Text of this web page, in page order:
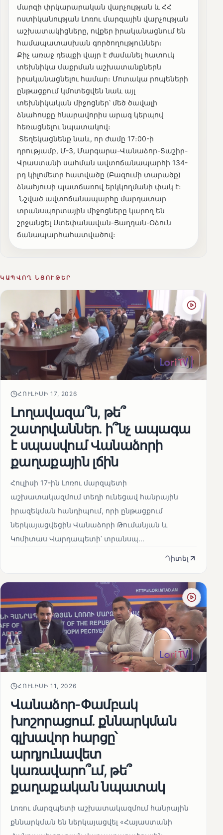
մարզի փրկարարական վարչության և ՀՀ
ոստիկանության Լոռու մարզային վարչության
աշխատակիցները, ովքեր իրականացնում են
համապատասխան գործողություններ։
Քիչ առաջ դեպքի վայր է ժամանել հատուկ
տեխնիկա մաքրման աշխատանքներն
իրականացնելու համար։ Մոտակա րոպեների
ընթացքում կմոտեցվեն նաև այլ
տեխնիկական միջոցներ՝ մեծ ծավալի
ձնահոսքը հնարավորիս արագ կերպով
հեռացնելու նպատակով։
Տեղեկացնենք նաև, որ ժամը 17։00-ի
դրությամբ, Մ-3, Մարգարա-Վանաձոր-Տաշիր-
Վրաստանի սահման ավտոճանապարհի 134-
րդ կիլոմետր հատվածը (Բազումի տարածք)
ձնահյուսի պատճառով երկկողմանի փակ է։
Նշված ավտոճանապարհը մարդատար
տրանսպորտային միջոցները կարող են
շրջանցել Ստեփանավան-Յաղդան-Օձուն
ճանապարհահատվածով։
ԿԱՊՎՈՂ ՆՅՈՒԹԵՐ
ՀՈՒԼԻՍԻ 17, 2026
Լողավազա՞ն, թե՞
շատրվաններ. ի՞նչ ապագա
է սպասվում Վանաձորի
քաղաքային լճին
Հուլիսի 17-ին Լոռու մարզպետի
աշխատակազմում տեղի ունեցավ հանրային
իրազեկման հանդիպում, որի ընթացքում
ներկայացվեցին Վանաձորի Թումանյան և
Կոմիտաս Վարդապետի՝ տրանսպ...
Դիտել
ՀՈՒԼԻՍԻ 11, 2026
Վանաձոր-Փամբակ
խոշորացում. քննարկման
գլխավոր հարցը՝
արդյունավետ
կառավարո՞ւմ, թե՞
քաղաքական նպատակ
Լոռու մարզպետի աշխատակազմում հանրային
քննարկման են ներկայացվել «Հայաստանի